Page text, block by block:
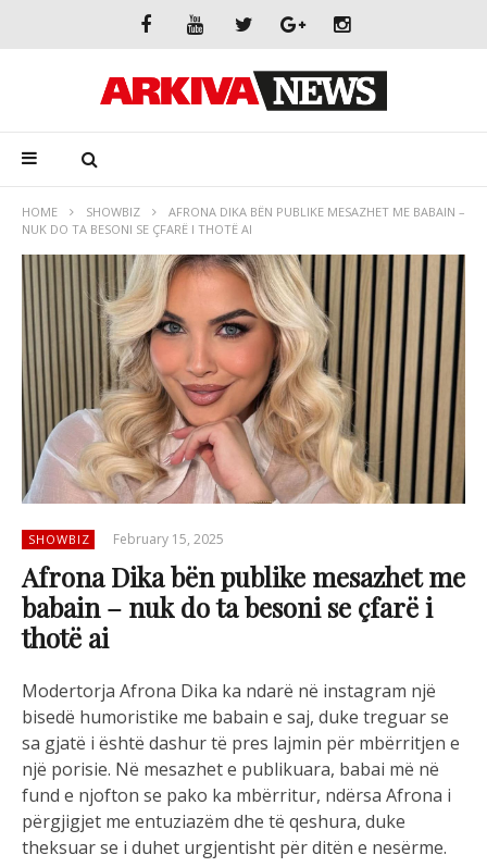
HOME SHOWBIZ
AFRONA DIKA BËN PUBLIKE MESAZHET ME BABAIN –
NUK DO TA BESONI SE ÇFARË I THOTË AI
SHOWBIZ February 15, 2025
Afrona Dika bën publike mesazhet me
babain – nuk do ta besoni se çfarë i
thotë ai
Modertorja Afrona Dika ka ndarë në instagram një
bisedë humoristike me babain e saj, duke treguarse
sa gjatë i është dashurtë pres lajmin për mbërritjen e
një porisie. Në mesazhete publikuara, babai më në
fund e njofton se pako ka mbërritur, ndërsa Afrona i
përgjigjet me entuziazëm dhe të qeshura, duke
theksuarse i duhet urgjentisht përditën e nesërme.